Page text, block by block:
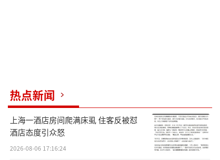
热点新闻
上海一酒店房间爬满床虱 住客反被怼
酒店态度引众怒
2026-08-06 17:16:24